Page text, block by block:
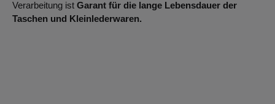
Verarbeitung ist Garant für die lange Lebensdauer der
Taschen und Kleinlederwaren.